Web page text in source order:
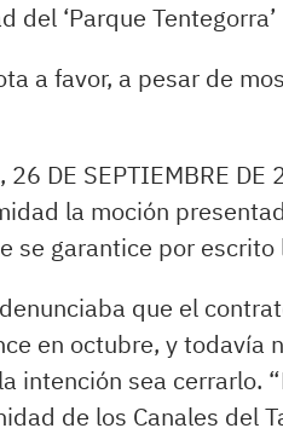
del ‘Parque Tentegorra’
a favor, a pesar de
26 DE SEPTIEMBRE
la moción
se garantice por
que el
en octubre, y todavía
intención sea cerrarlo.
de los Canales del